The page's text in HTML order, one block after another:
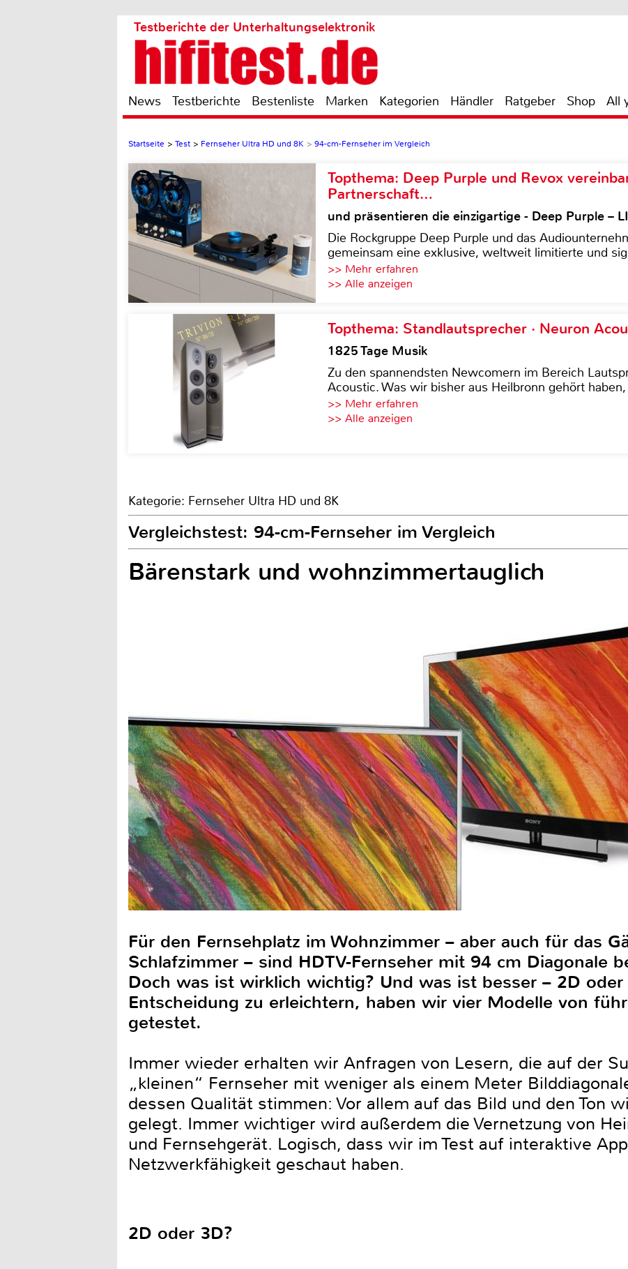
Testberichte der Unterhaltungselektronik
News Testberichte Bestenliste Marken Kategorien Händler Ratgeber Shop All
Startseite > Test > Fernseher Ultra HD und 8K > 94-cm-Fernseher im Vergleich
Topthema: Deep Purple und Revox
Partnerschaft…
und präsentieren die einzigartige - Deep Purple –
Die Rockgruppe Deep Purple und das
gemeinsam eine exklusive, weltweit limitierte und
>> Mehr erfahren
>> Alle anzeigen
Topthema: Standlautsprecher · Neuron
1825 Tage Musik
Zu den spannendsten Newcomern im Bereich
Acoustic. Was wir bisher aus Heilbronn gehört
>> Mehr erfahren
>> Alle anzeigen
Kategorie: Fernseher Ultra HD und 8K
Vergleichstest: 94-cm-Fernseher im Vergleich
Bärenstark und wohnzimmertauglich
Für den Fernsehplatz im Wohnzimmer – aber auch für das
Schlafzimmer – sind HDTV-Fernseher mit 94 cm Diagonale
Doch was ist wirklich wichtig? Und was ist besser – 2D
Entscheidung zu erleichtern, haben wir vier Modelle von
getestet.
Immer wieder erhalten wir Anfragen von Lesern, die auf der
„kleinen“ Fernseher mit weniger als einem Meter
dessen Qualität stimmen: Vor allem auf das Bild und den Ton
gelegt. Immer wichtiger wird außerdem die Vernetzung von
und Fernsehgerät. Logisch, dass wir im Test auf interaktive
Netzwerkfähigkeit geschaut haben.
2D oder 3D?